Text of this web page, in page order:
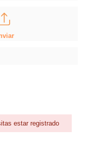
estar registrado